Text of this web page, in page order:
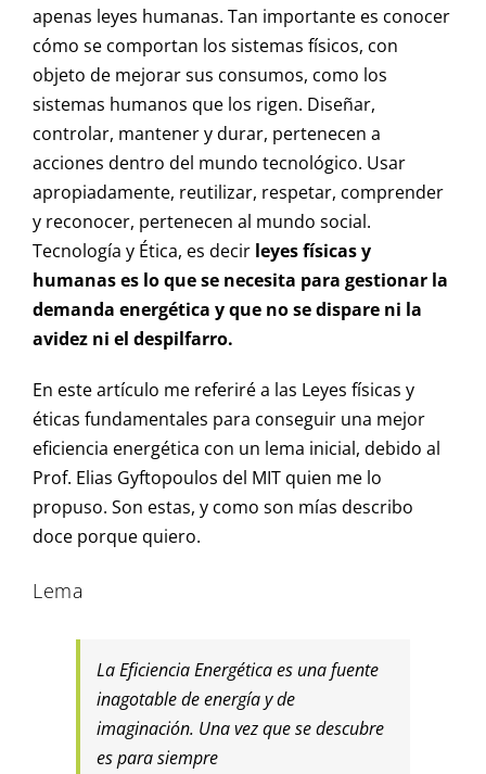
apenas leyes humanas. Tan importante es conocer
cómo se comportan los sistemas físicos, con
objeto de mejorar sus consumos, como los
sistemas humanos que los rigen. Diseñar,
controlar, mantener y durar, pertenecen a
acciones dentro del mundo tecnológico. Usar
apropiadamente, reutilizar, respetar, comprender
y reconocer, pertenecen al mundo social.
Tecnología y Ética, es decir leyes físicas y
humanas es lo que se necesita para gestionar la
demanda energética y que no se dispare ni la
avidez ni el despilfarro.
En este artículo me referiré a las Leyes físicas y
éticas fundamentales para conseguir una mejor
eficiencia energética con un lema inicial, debido al
Prof. Elias Gyftopoulos del MIT quien me lo
propuso. Son estas, y como son mías describo
doce porque quiero.
Lema
La Eficiencia Energética es una fuente
inagotable de energía y de
imaginación. Una vez que se descubre
es para siempre